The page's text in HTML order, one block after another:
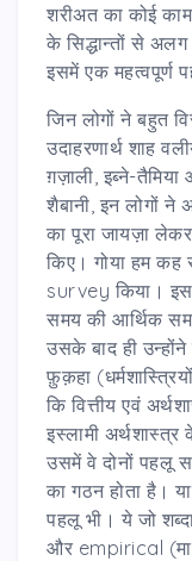
शरीअत का कोई
के सिद्धान्तों से
इसमें एक महत्वपूर्ण
जिन लोगों ने बहुत
उदाहरणार्थ शाह
ग़ज़ाली, इब्ने-
शैबानी, इन लोगों ने
का पूरा जायज़ा
किए। गोया हम
survey किया।
समय की आर्थिक
उसके बाद ही
फ़ुक़हा
कि वित्तीय एवं
इस्लामी
उसमें वे दोनों पहलू
का गठन होता है।
पहलू भी। ये जो
और empirical